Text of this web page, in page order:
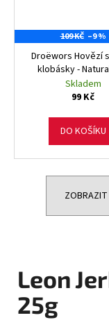
Leon
25g
109 KČ –9 %
Droëwors Hovězí
klobásky -
Skladem
99 Kč
DO KOŠÍKU
ZOBRAZIT